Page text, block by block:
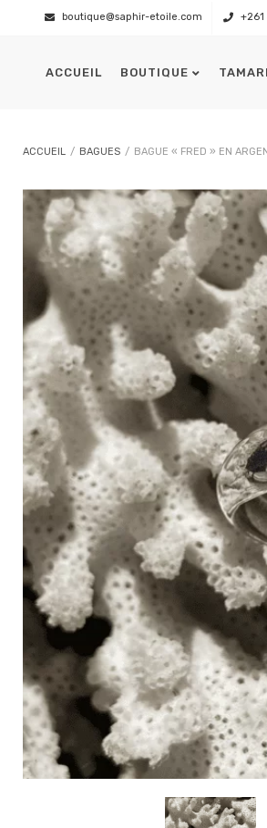
boutique@saphir-etoile.com
ACCUEIL BOUTIQUE
Présentation
ACCUEIL / BAGUES / BAGUE « FRED » EN